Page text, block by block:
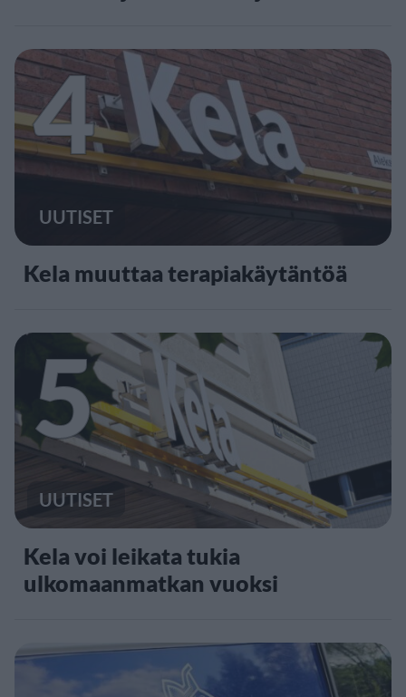
4
UUTISET
Kela muuttaa terapiakäytäntöä
5
UUTISET
Kela voi leikata tukia
ulkomaanmatkan vuoksi